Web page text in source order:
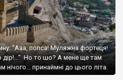
"Ааа, попса! Муляжна фортеця!
дір!..." Но то шо? А мене ще там
нічого... принаймні до цього літа.